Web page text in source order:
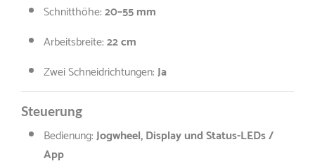
Schnitthöhe:20–55 mm
Arbeitsbreite:22 cm
Zwei Schneidrichtungen: Ja
Steuerung
Bedienung: Jogwheel, Display und Status-LEDs /
App